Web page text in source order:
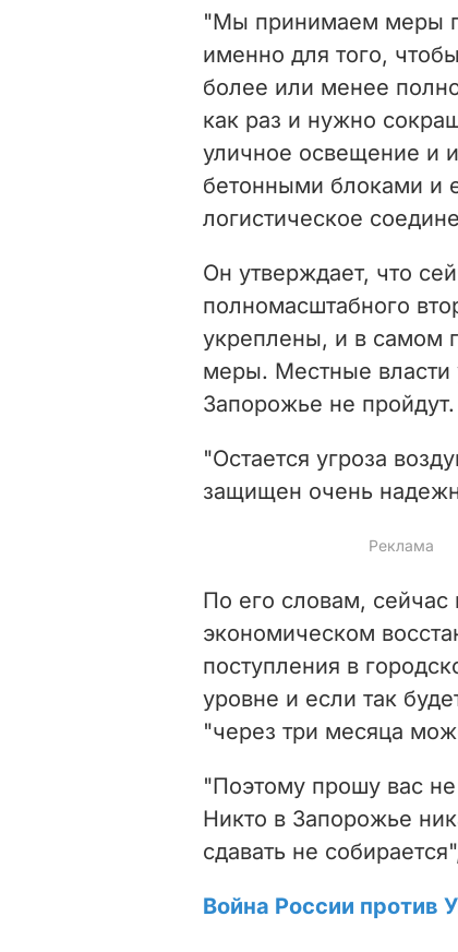
"Мы принимаем меры
именно для того,
более или менее
как раз и нужно
уличное освещение и
бетонными блоками и
логистическое
Он утверждает, что
полномасштабного
укреплены, и в самом
меры. Местные власти
Запорожье не пройдут.
"Остается угроза
защищен очень
По его словам, сейчас
экономическом
поступления в
уровне и если так
"через три месяца
"Поэтому прошу вас не
Никто в Запорожье
сдавать не
Война России против